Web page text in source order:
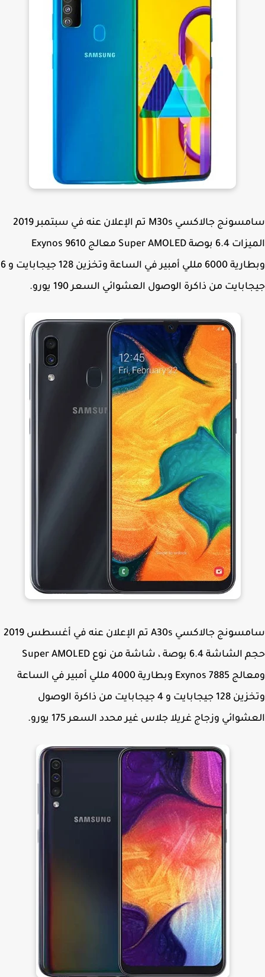
سامسونج جالاكسي M30s تم الإعلان عنه في سبتمبر 2019
الميزات 6.4 بوصة Super AMOLED معالج Exynos 9610
وبطارية 6000 مللي أمبير في الساعة وتخزين 128 جيجابايت و 6
من ذاكرة الوصول العشوائي السعر 190 يورو.
سامسونج جالاكسي A30s تم الإعلان عنه في أغسطس 2019
حجم الشاشة 6.4 بوصة ، شاشة من نوع Super AMOLED
ومعالج Exynos 7885 وبطارية 4000 مللي أمبير في الساعة
وتخزين 128 جيجابايت و 4 جيجابايت من ذاكرة الوصول
وزجاج غريلا جلاس غير محدد السعر 175 يورو.